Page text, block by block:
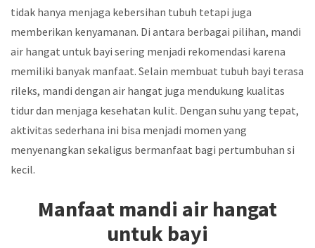
tidak hanya menjaga kebersihan tubuh tetapi juga
memberikan kenyamanan. Di antara berbagai pilihan, mandi
air hangat untuk bayi sering menjadi rekomendasi karena
memiliki banyak manfaat. Selain membuat tubuh bayi terasa
rileks, mandi dengan air hangat juga mendukung kualitas
tidur dan menjaga kesehatan kulit. Dengan suhu yang tepat,
aktivitas sederhana ini bisa menjadi momen yang
menyenangkan sekaligus bermanfaat bagi pertumbuhan si
kecil.
Manfaat mandi air hangat
untuk bayi